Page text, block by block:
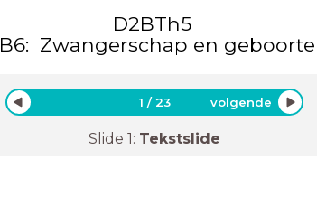
D2BTh5
B6: Zwangerschap en geboorte
1 /23 volgende
Slide 1: Tekstslide